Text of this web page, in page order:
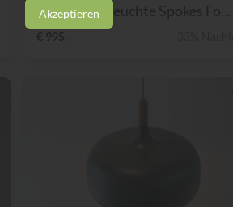
LED Pendelleuchte Spokes Fo...
€ 995,-
Akzeptieren